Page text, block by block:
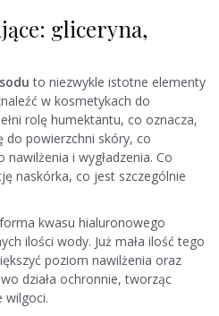
gliceryna,
to niezwykle istotne elementy
w kosmetykach do
rolę humektantu, co oznacza,
do powierzchni skóry, co
i wygładzenia. Co
naskórka, co jest szczególnie
kwasu hialuronowego
ilości wody. Już mała ilość tego
poziom nawilżenia oraz
działa ochronnie, tworząc
wilgoci.